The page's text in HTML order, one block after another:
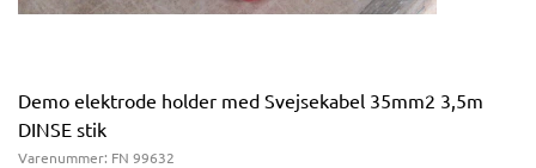
Demo elektrode holder med Svejsekabel 35mm2 3,5m
DINSE stik
Varenummer: FN 99632